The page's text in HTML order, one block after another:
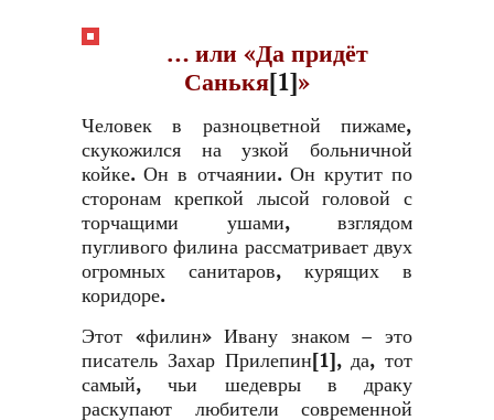
… или «Да придёт
Санькя[1]»
Человек в разноцветной пижаме,
скукожился на узкой больничной
койке. Он в отчаянии. Он крутит по
сторонам крепкой лысой головой с
торчащими ушами, взглядом
пугливого филина рассматривает двух
огромных санитаров, курящих в
коридоре.
Этот «филин» Ивану знаком – это
писатель Захар Прилепин[1], да, тот
самый, чьи шедевры в драку
раскупают любители современной